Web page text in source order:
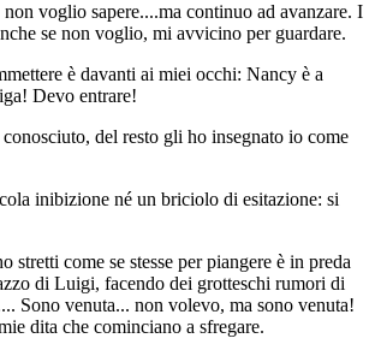
voglio sapere....ma continuo ad avanzare. I
se non voglio, mi avvicino per guardare.
è davanti ai miei occhi: Nancy è a
Devo entrare!
del resto gli ho insegnato io come
inibizione né un briciolo di esitazione: si
come se stesse per piangere è in preda
di Luigi, facendo dei grotteschi rumori di
Sono venuta... non volevo, ma sono venuta!
dita che cominciano a sfregare.